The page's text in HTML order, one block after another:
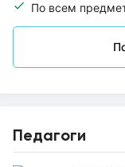
По всем
Педагоги